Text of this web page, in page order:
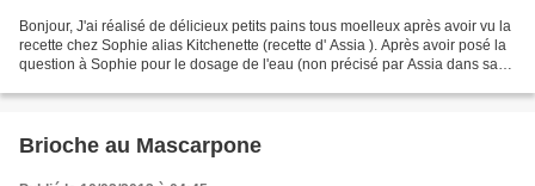
Bonjour, J'ai réalisé de délicieux petits pains tous moelleux après avoir vu la
recette chez Sophie alias Kitchenette (recette d' Assia ). Après avoir posé la
question à Sophie pour le dosage de l'eau (non précisé par Assia dans sa
Brioche au Mascarpone